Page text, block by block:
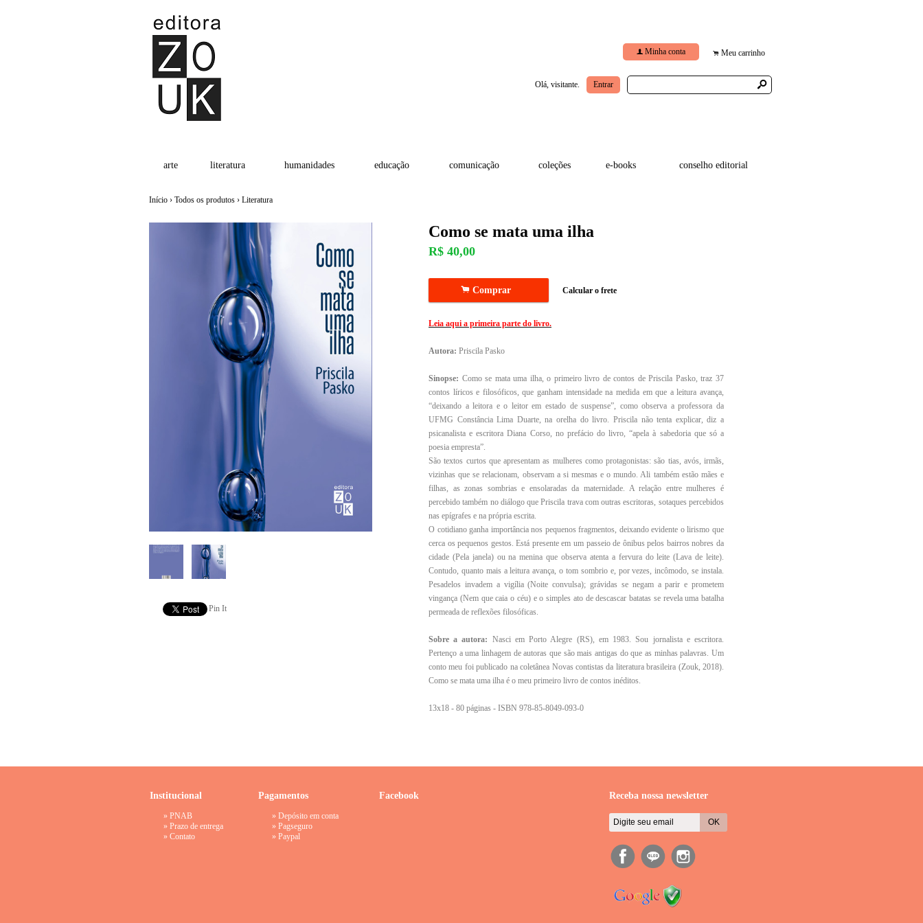
f Minha conta . Meu carrinho
Olá, visitante. Entrar s
arte literatura humanidades educação comunicação coleções e-books conselho editorial
Início › Todos os produtos › Literatura
Pin It
Como se mata uma ilha
R$ 40,00
. Comprar Calcular o frete
Leia aqui a primeira parte do livro.
Autora: Priscila Pasko
Sinopse: Como se mata uma ilha, o primeiro livro de contos de Priscila Pasko, traz 37
contos líricos e filosóficos, que ganham intensidade na medida em que a leitura avança,
“deixando a leitora e o leitor em estado de suspense”, como observa a professora da
UFMG Constância Lima Duarte, na orelha do livro. Priscila não tenta explicar, diz a
psicanalista e escritora Diana Corso, no prefácio do livro, “apela à sabedoria que só a
poesia empresta”.
São textos curtos que apresentam as mulheres como protagonistas: são tias, avós, irmãs,
vizinhas que se relacionam, observam a si mesmas e o mundo. Ali também estão mães e
filhas, as zonas sombrias e ensolaradas da maternidade. A relação entre mulheres é
percebido também no diálogo que Priscila trava com outras escritoras, sotaques percebidos
nas epígrafes e na própria escrita.
O cotidiano ganha importância nos pequenos fragmentos, deixando evidente o lirismo que
cerca os pequenos gestos. Está presente em um passeio de ônibus pelos bairros nobres da
cidade (Pela janela) ou na menina que observa atenta a fervura do leite (Lava de leite).
Contudo, quanto mais a leitura avança, o tom sombrio e, por vezes, incômodo, se instala.
Pesadelos invadem a vigília (Noite convulsa); grávidas se negam a parir e prometem
vingança (Nem que caia o céu) e o simples ato de descascar batatas se revela uma batalha
permeada de reflexões filosóficas.
Sobre a autora: Nasci em Porto Alegre (RS), em 1983. Sou jornalista e escritora.
Pertenço a uma linhagem de autoras que são mais antigas do que as minhas palavras. Um
conto meu foi publicado na coletânea Novas contistas da literatura brasileira (Zouk, 2018).
Como se mata uma ilha é o meu primeiro livro de contos inéditos.
13x18 - 80 páginas - ISBN 978-85-8049-093-0
Institucional
» PNAB
» Prazo de entrega
» Contato
Pagamentos
» Depósito em conta
» Pagseguro
» Paypal
Facebook Receba nossa newsletter